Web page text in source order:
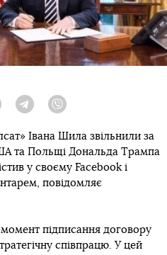
Twitter Telegram
Івана Шила звільнили за
та Польщі Дональда Трампа
у своєму Facebook і
повідомляє
підписання договору
співпрацю. У цей